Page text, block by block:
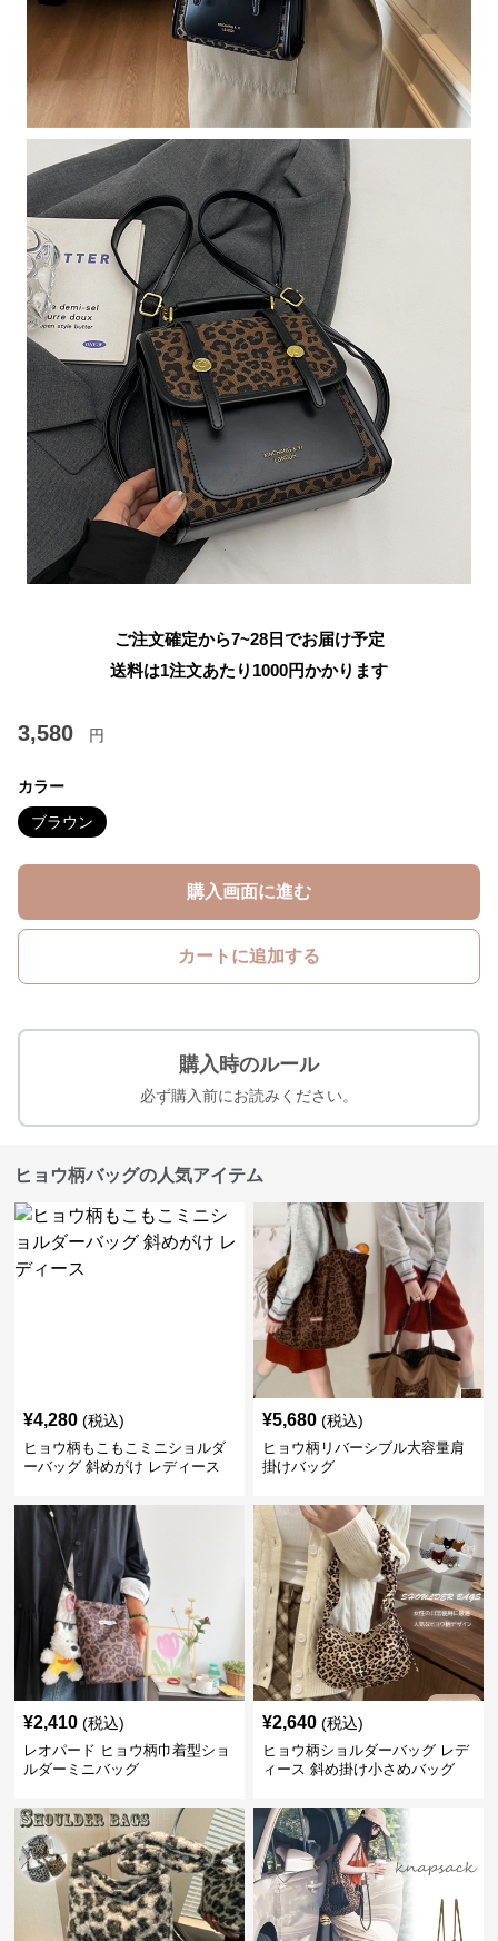
ご注文確定から7~28日でお届け予定
送料は1注文あたり 1000円かかります
3,580 円
カラー
ブラウン
購入画面に進む
カートに追加する
購入時のルール
必ず購入前にお読みください。
ヒョウ柄バッグの人気アイテム
¥4,280 (税込)
ヒョウ柄もこもこミニショルダ
ーバッグ 斜めがけ レディース
¥5,680 (税込)
ヒョウ柄リバーシブル大容量肩
掛けバッグ
¥2,410 (税込)
レオパード ヒョウ柄巾着型ショ
ルダーミニバッグ
¥2,640 (税込)
ヒョウ柄ショルダーバッグ レデ
ィース 斜め掛け小さめバッグ